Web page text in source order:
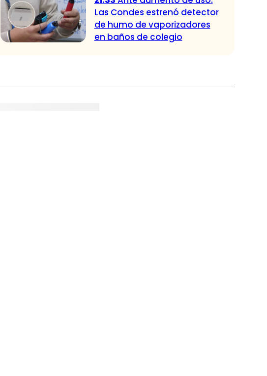
Las Condes estrenó detector
de humo de vaporizadores
en baños de colegio